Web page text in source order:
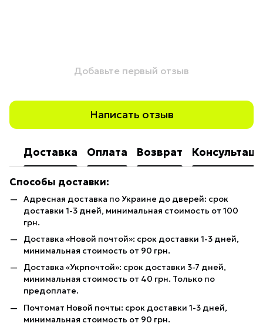
Добавьте первый отзыв
Написать отзыв
Доставка Оплата Возврат
Способы доставки:
Адресная доставка по Украине до дверей: срок
доставки 1-3 дней, минимальная стоимость от 100
грн.
Доставка «Новой почтой»: срок доставки 1-3 дней,
минимальная стоимость от 90 грн.
Доставка «Укрпочтой»: срок доставки 3-7 дней,
минимальная стоимость от 40 грн. Только по
предоплате.
Почтомат Новой почты: срок доставки 1-3 дней,
минимальная стоимость от 90 грн.